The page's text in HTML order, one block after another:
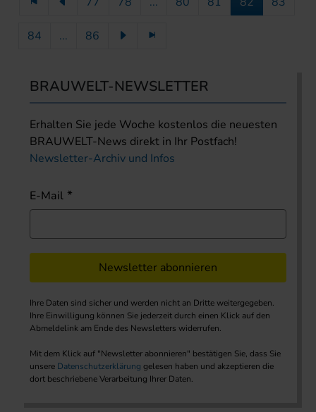
84 ... 86
BRAUWELT-NEWSLETTER
Erhalten Sie jede Woche kostenlos die neuesten
BRAUWELT-News direkt in Ihr Postfach!
Newsletter-Archiv und Infos
E-Mail
Newsletter abonnieren
Ihre Daten sind sicher und werden nicht an Dritte weitergegeben.
Ihre Einwilligung können Sie jederzeit durch einen Klick auf den
Abmeldelink am Ende des Newsletters widerrufen.
Mit dem Klick auf "Newsletter abonnieren" bestätigen Sie, dass Sie
unsere Datenschutzerklärung gelesen haben und akzeptieren die
dort beschriebene Verarbeitung Ihrer Daten.